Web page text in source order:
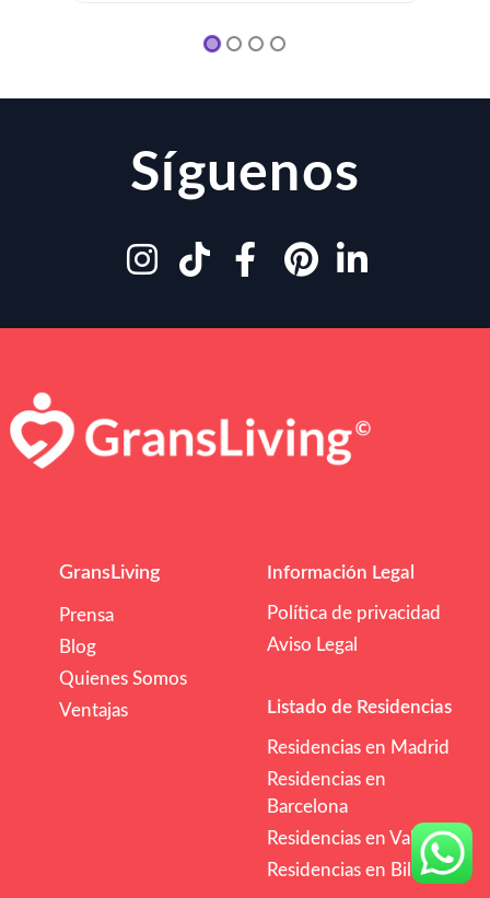
Síguenos
GransLiving
Prensa
Blog
Quienes Somos
Ventajas
Información Legal
Política de privacidad
Aviso Legal
Listado de Residencias
Residencias en Madrid
Residencias en
Barcelona
Residencias en Valencia
Residencias en Bilbao